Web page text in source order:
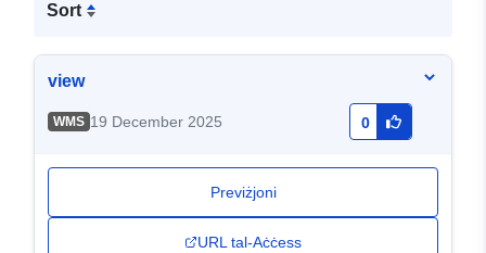
Sort
view
WMS 19 December 2025 0
Previżjoni
URL tal-Aċċess